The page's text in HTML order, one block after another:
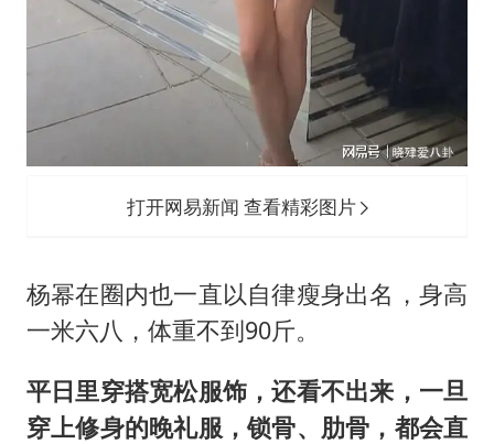
打开网易新闻 查看精彩图片
杨幂在圈内也一直以自律瘦身出名，身高
一米六八，体重不到90斤。
平日里穿搭宽松服饰，还看不出来，一旦
穿上修身的晚礼服，锁骨、肋骨，都会直